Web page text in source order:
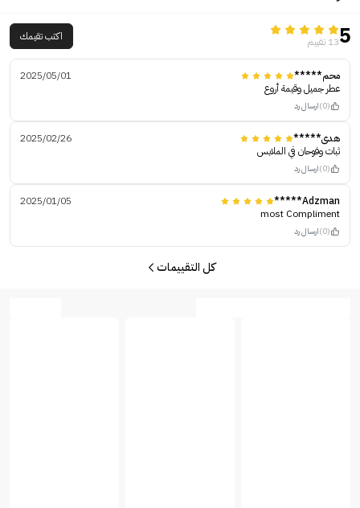
513 تقييم اكتب تقيمك
محم*****
2025/05/01
عطر جميل وقيمة أروع
(0) ارسال رد
هدى*****
2025/02/26
ثبات وفوحان في الملابس
(0) ارسال رد
Adzman*****
2025/01/05
most Compliment
(0) ارسال رد
كل التقييمات